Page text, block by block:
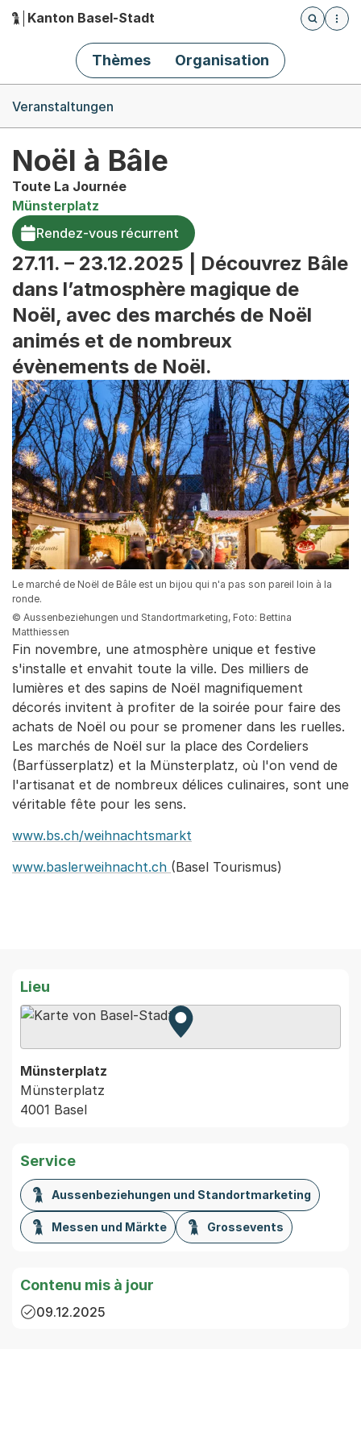
Hauptnavigation
Kanton Basel-Stadt
Öffnet
Thèmes Organisation
Veranstaltungen
Noël à Bâle
Toute La Journée
Münsterplatz
Rendez-vous récurrent
27.11. – 23.12.2025 | Découvrez Bâle
dans l’atmosphère magique de
Noël, avec des marchés de Noël
animés et de nombreux
évènements de Noël.
Le marché de Noël de Bâle est un bijou qui n'a pas son pareil loin à la
ronde.
© Aussenbeziehungen und Standortmarketing, Foto: Bettina
Matthiessen
Fin novembre, une atmosphère unique et festive
s'installe et envahit toute la ville. Des milliers de
lumières et des sapins de Noël magnifiquement
décorés invitent à profiter de la soirée pour faire des
achats de Noël ou pour se promener dans les ruelles.
Les marchés de Noël sur la place des Cordeliers
(Barfüsserplatz) et la Münsterplatz, où l'on vend de
l'artisanat et de nombreux délices culinaires, sont une
véritable fête pour les sens.
www.bs.ch/weihnachtsmarkt
www.baslerweihnacht.ch (Basel Tourismus)
Lieu
Zur Karte von MapBS.
Externer Link, wird in einem
Münsterplatz
Münsterplatz
4001 Basel
Service
Aussenbeziehungen und Standortmarketing
Messen und Märkte Grossevents
Contenu mis à jour
09.12.2025